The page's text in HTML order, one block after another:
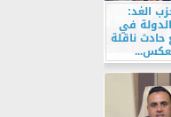
الغد:
في
حادث ناقلة